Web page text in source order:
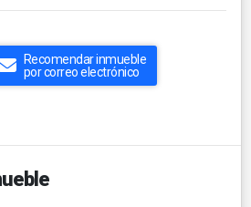
Recomendar inmueble
por correo electrónico